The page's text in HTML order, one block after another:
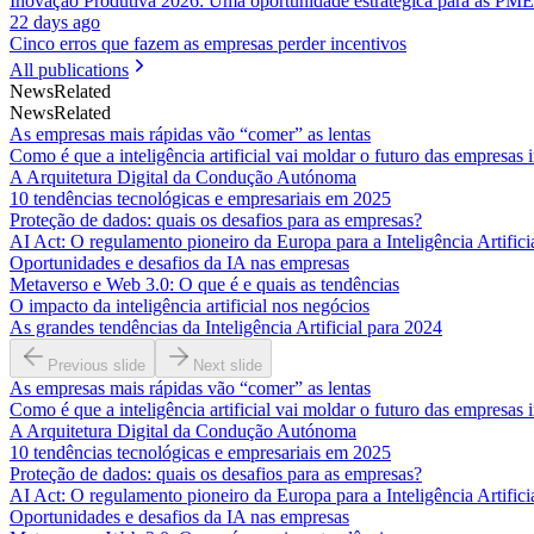
22 days ago
Cinco erros que fazem as empresas perder incentivos
All publications
NewsRelated
NewsRelated
As empresas mais rápidas vão “comer” as lentas
Como é que a inteligência artificial vai moldar o futuro das empresas
A Arquitetura Digital da Condução Autónoma
10 tendências tecnológicas e empresariais em 2025
Proteção de dados: quais os desafios para as empresas?
AI Act: O regulamento pioneiro da Europa para a Inteligência
Oportunidades e desafios da IA nas empresas
Metaverso e Web 3.0: O que é e quais as tendências
O impacto da inteligência artificial nos negócios
As grandes tendências da Inteligência Artificial para 2024
Previous slide Next slide
As empresas mais rápidas vão “comer” as lentas
Como é que a inteligência artificial vai moldar o futuro das empresas
A Arquitetura Digital da Condução Autónoma
10 tendências tecnológicas e empresariais em 2025
Proteção de dados: quais os desafios para as empresas?
AI Act: O regulamento pioneiro da Europa para a Inteligência
Oportunidades e desafios da IA nas empresas